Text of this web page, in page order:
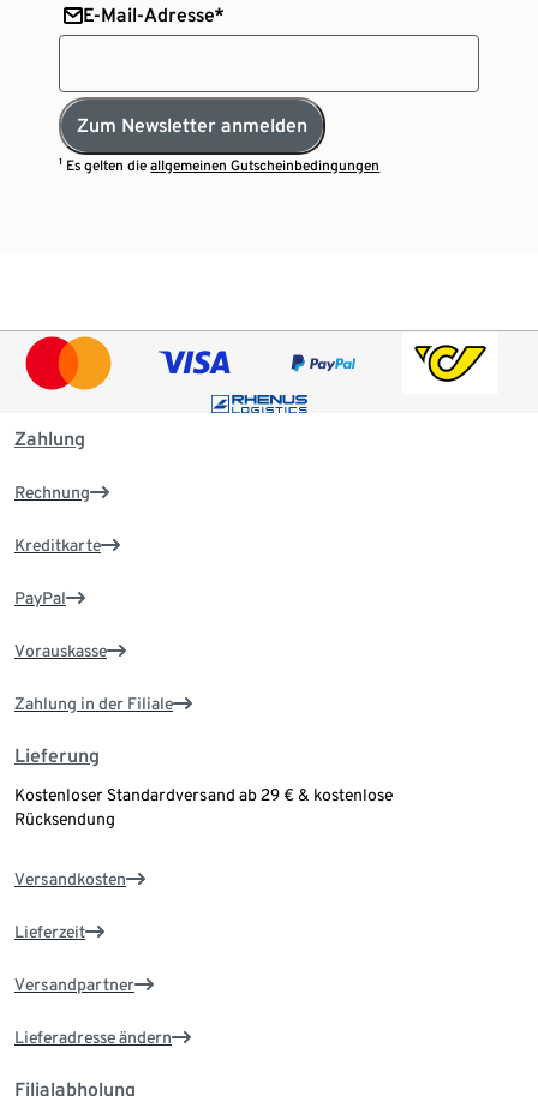
E-Mail-Adresse*
Zum Newsletter anmelden
¹ Es gelten dieallgemeinen Gutscheinbedingungen
Zahlung
Rechnung
Kreditkarte
PayPal
Vorauskasse
Zahlung in der Filiale
Lieferung
Kostenloser Standardversand ab 29 € & kostenlose
Rücksendung
Versandkosten
Lieferzeit
Versandpartner
Lieferadresse ändern
Filialabholung